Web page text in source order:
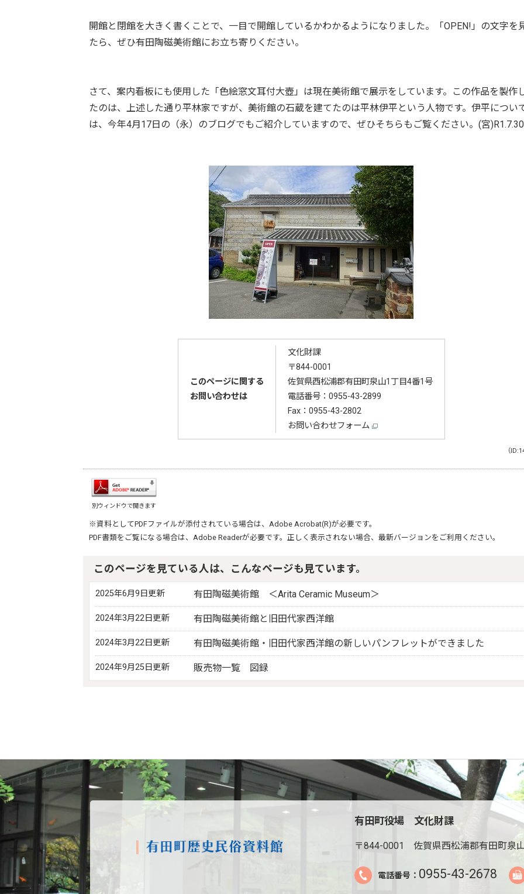
開館と閉館を大きく書くことで、一目で開館しているかわかるようになりました。「OPEN!」の文字を
たら、ぜひ有田陶磁美術館にお立ち寄りください。
さて、案内看板にも使用した「色絵窓文耳付大壺」は現在美術館で展示をしています。この作品を製作
たのは、上述した通り平林家ですが、美術館の石蔵を建てたのは平林伊平という人物です。伊平につい
は、今年4月17日の（永）のブログでもご紹介していますので、ぜひそちらもご覧ください。(宮)R1.7.30
このページに関する
お問い合わせは
文化財課
〒844-0001
佐賀県西松浦郡有田町泉山1丁目4番1号
電話番号： 0955-43-2899
Fax：0955-43-2802
お問い合わせフォーム
（
別ウィンドウで開きます
※資料としてPDFファイルが添付されている場合は、 Adobe Acrobat(R)が必要です。
PDF書類をご覧になる場合は、 Adobe Readerが必要です。正しく表示されない場合、最新バージョンをご利用ください。
このページを見ている人は、こんなページも見ています。
2025年6月9日更新 有田陶磁美術館 ＜Arita Ceramic Museum＞
2024年3月22日更新 有田陶磁美術館と旧田代家西洋館
2024年3月22日更新 有田陶磁美術館・旧田代家西洋館の新しいパンフレットができました
2024年9月25日更新 販売物一覧 図録
有田町役場 文化財課
〒844-0001 佐賀県西松浦郡有田町泉
電話番号： 0955-43-2678